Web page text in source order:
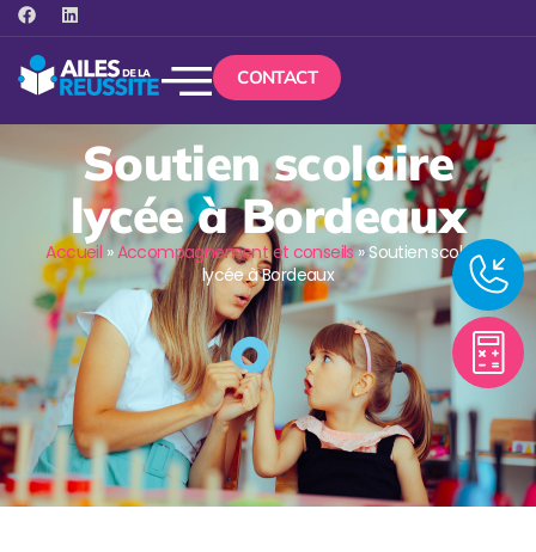
CONTACT
Soutien scolaire
lycée à Bordeaux
Accueil »Accompagnement et conseils» Soutien scolaire
lycée à Bordeaux